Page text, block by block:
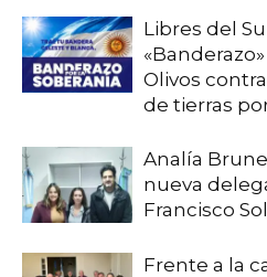
Libres del
Olivos
de tierras
Analía
nueva
Francisco
Frente a la